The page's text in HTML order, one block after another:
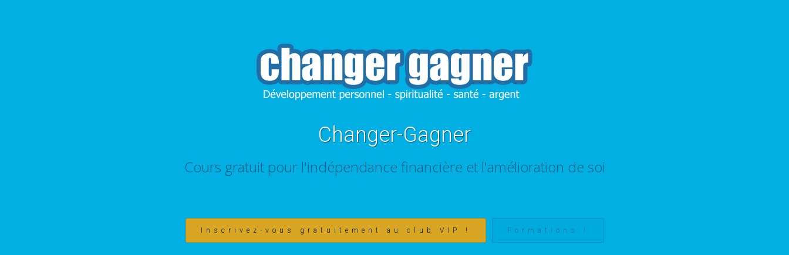
Changer-Gagner
Cours gratuit pour l'indépendance financière et l'amélioration de soi
Inscrivez-vous gratuitement au club VIP ! Formations !